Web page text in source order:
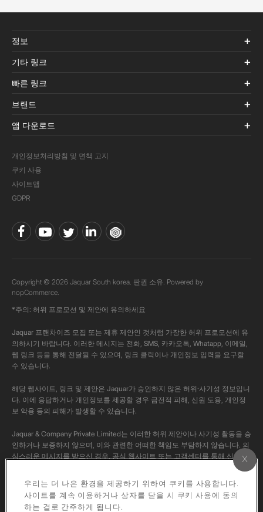
정보
기타 링크
빠른 링크
브랜드
앱 다운로드
개인정보처리방침 및 면책 고지
쿠키 사용
사이트맵
GDPR
Copyright © 2026 Jaquar South korea. 판권 소유. Powered by
nopCommerce.
*주의: 허위 프로모션 및 제안에 유의하세요
Jaquar 프랜차이즈 모집 또는 제휴 제안인 것처럼 가장한 허위 프로모션에 유
의하시기 바랍니다. 이러한 메시지는 전화, SMS, 카카오톡, Whatapp, 이메일,
웹 링크 등을 통해 전달될 수 있으며, 링크 클릭이나 개인정보 입력을 요구할
수 있습니다.
해당 웹사이트, 링크 및 제안은 Jaquar가 승인하지 않은 허위·사기성 정보입니
다. 이에 응답하거나 개인정보를 제공할 경우 금전적 피해, 신원 도용, 개인정
보 악용 등의 피해가 발생할 수 있습니다.
Jaquar & Company Private Limited는 이러한 허위 제안이나 사기성 활동을 승
인하거나 보증하지 않으며, 이와 관련한 어떠한 책임도 부담하지 않습니다. 의
심스러운 메시지를 받으신 경우, 공식 웹사이트 또는 고객센터를 통해 신고해
본 채널의 모든 콘텐츠는 Jaquar의 공식 콘텐츠입니다. 저작권법에 따라 해당
영상을 개인 계정에 다운로드하거나 재업로드하는 행위는 엄격히 금지됩니다.
우리는 더 나은 환경을 제공하기 위하여 쿠키를 사용합니다.
사이트를 계속 이용하거나 상자를 닫을 시 쿠키 사용에 동의
하는 걸로 간주하게 됩니다.